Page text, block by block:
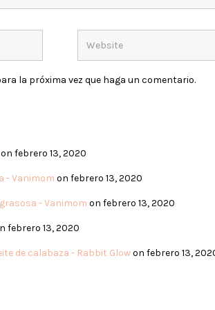
la próxima vez que haga un comentario.
on febrero 13, 2020
- Vanimom on febrero 13, 2020
- Vanimom on febrero 13, 2020
febrero 13, 2020
de calabaza - Rabbit Glowon febrero 13,